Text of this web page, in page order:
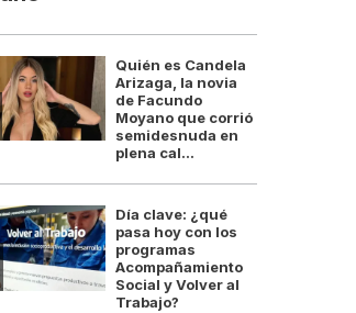
Quién es Candela
Arizaga, la novia
de Facundo
Moyano que corrió
semidesnuda en
plena cal...
Día clave: ¿qué
pasa hoy con los
programas
Acompañamiento
Social y Volver al
Trabajo?